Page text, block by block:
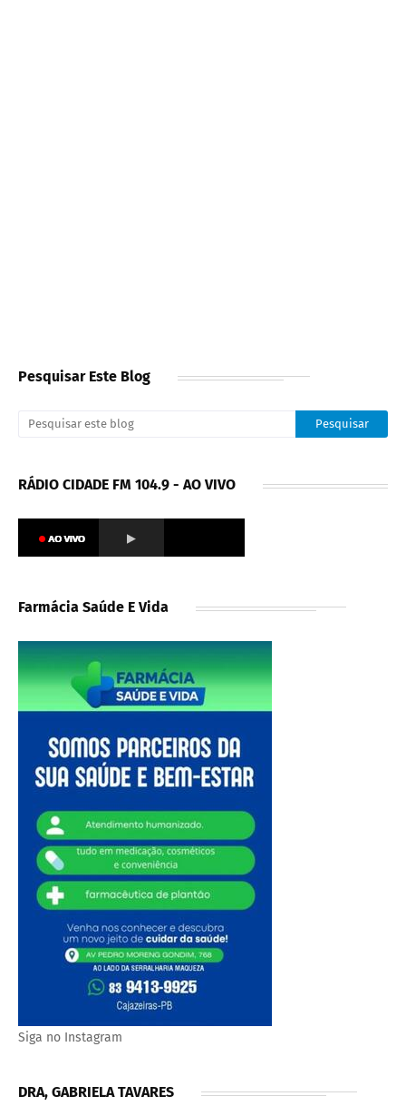
Pesquisar Este Blog
RÁDIO CIDADE FM 104.9 - AO VIVO
Farmácia Saúde E Vida
Siga no Instagram
DRA, GABRIELA TAVARES